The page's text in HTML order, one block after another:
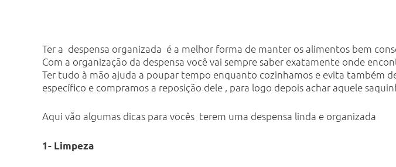
Ter a despensa organizada é a melhor forma de manter os alimentos bem
Com a organização da despensa você vai sempre saber exatamente onde
Ter tudo à mão ajuda a poupar tempo enquanto cozinhamos e evita também
específico e compramos a reposição dele , para logo depois achar aquele
Aqui vão algumas dicas para vocês terem uma despensa linda e organizada
1- Limpeza